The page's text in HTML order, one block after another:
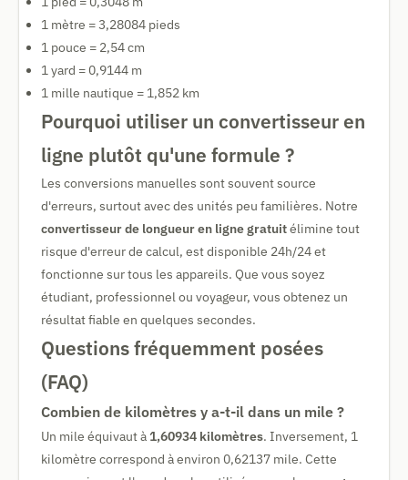
1 mètre = 3,28084 pieds
1 pouce = 2,54 cm
1 yard = 0,9144 m
1 mille nautique = 1,852 km
Pourquoi utiliser un convertisseur en
ligne plutôt qu'une formule ?
Les conversions manuelles sont souvent source
d'erreurs, surtout avec des unités peu familières. Notre
convertisseur de longueur en ligne gratuitélimine tout
risque d'erreur de calcul, est disponible 24h/24 et
fonctionne sur tous les appareils. Que vous soyez
étudiant, professionnel ou voyageur, vous obtenez un
résultat fiable en quelques secondes.
Questions fréquemment posées
(FAQ)
Combien de kilomètres y a-t-il dans un mile ?
Un mile équivaut à 1,60934 kilomètres. Inversement, 1
kilomètre correspond à environ 0,62137 mile. Cette